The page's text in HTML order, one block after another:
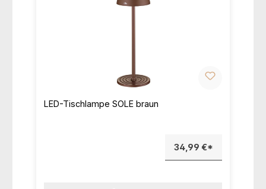
LED-Tischlampe SOLE braun
34,99 €*